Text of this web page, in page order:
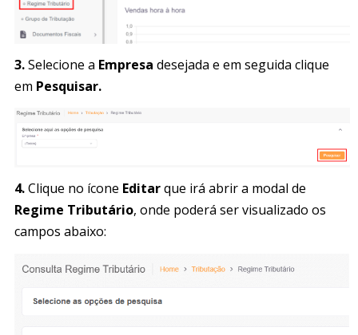
3.Selecione a Empresa desejada e em seguida clique
em Pesquisar.
4.Clique no ícone Editarque irá abrir a modal de
Regime Tributário, onde poderá ser visualizado os
campos abaixo: